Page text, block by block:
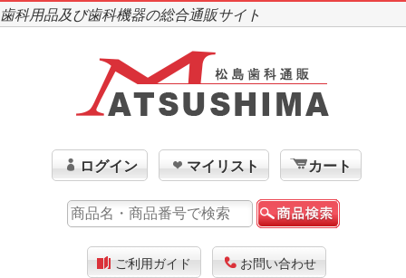
歯科用品及び歯科機器の総合通販サイト
ログイン マイリスト カート
ご利用ガイド お問い合わせ